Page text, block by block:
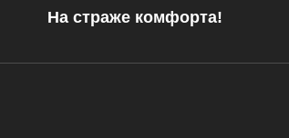
На страже комфорта!